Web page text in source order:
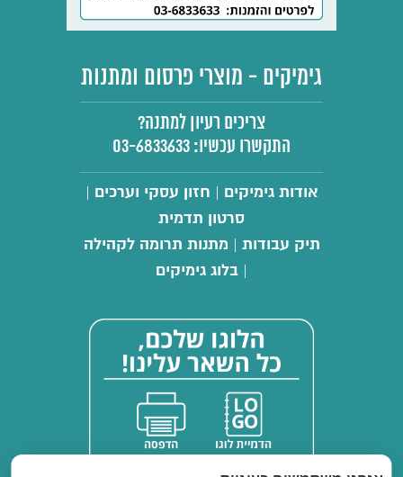
גימיקים - מוצרי פרסום ומתנות
צריכים רעיון למתנה?
התקשרו עכשיו:03-6833633
אודות גימיקים | חזון עסקי וערכים |
סרטון תדמית
תיק עבודות | מתנות תרומה לקהילה
| בלוג גימיקים